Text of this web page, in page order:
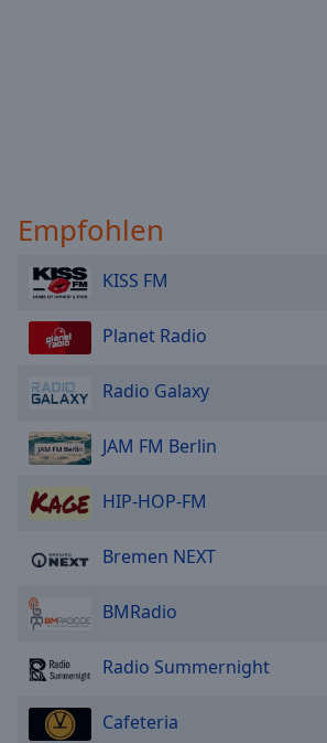
Empfohlen
KISS FM
Planet Radio
Radio Galaxy
JAM FM Berlin
HIP-HOP-FM
Bremen NEXT
BMRadio
Radio Summernight
Cafeteria